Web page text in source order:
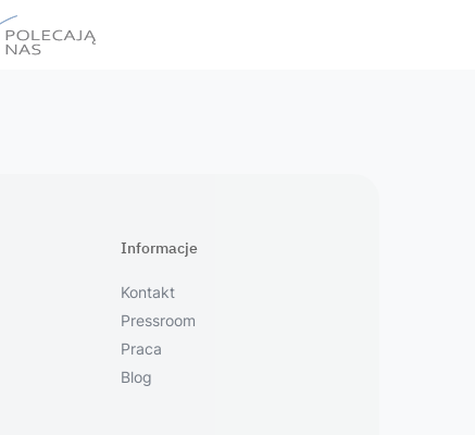
Informacje
Kontakt
Pressroom
Praca
Blog